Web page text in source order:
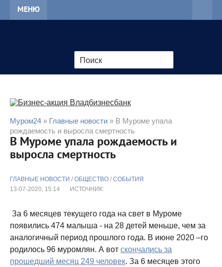
МЕНЮ
Муром24 » Главные новости » В Муроме упала
рождаемость и выросла смертность
В Муроме упала рождаемость и
выросла смертность
ГЛАВНЫЕ НОВОСТИ / ОБЩЕСТВО / СОБЫТИЯ
13-07-2020, 15:14
ИСТОЧНИК:
За 6 месяцев текущего года на свет в Муроме
появились 474 малыша - на 28 детей меньше, чем за
аналогичный период прошлого года. В июне 2020 –го
родилось 96 муромлян. А вот скончались за
прошедший месяц 249 человек. За 6 месяцев этого